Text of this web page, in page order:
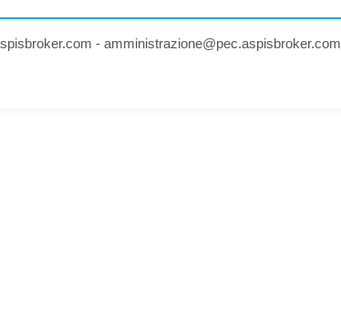
-amministrazione@pec.aspisbroker.com